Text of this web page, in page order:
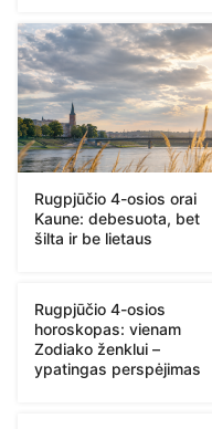
Rugpjūčio 4-osios orai
Kaune: debesuota, bet
šilta ir be lietaus
Rugpjūčio 4-osios
horoskopas: vienam
Zodiako ženklui –
ypatingas perspėjimas